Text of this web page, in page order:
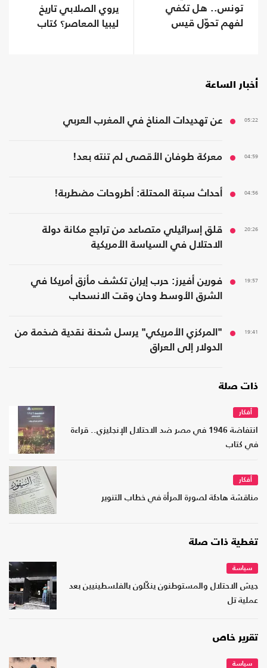
تونس.. هل تكفي
لفهم تحوّل قيس
يروي الصلابي تاريخ
ليبيا المعاصر؟ كتاب
أخبار الساعة
05:22 عن تهديدات المناخ في المغرب العربي
04:59 معركة طوفان الأقصى لم تنته بعد!
04:56 أحداث سبتة المحتلة: أطروحات مضطربة!
20:26
قلق إسرائيلي متصاعد من تراجع مكانة دولة
الاحتلال في السياسة الأمريكية
19:57
فورين أفيرز: حرب إيران تكشف مأزق أمريكا في
الشرق الأوسط وحان وقت الانسحاب
19:41
"المركزي الأمريكي" يرسل شحنة نقدية ضخمة من
الدولار إلى العراق
ذات صلة
أفكار
انتفاضة 1946 في مصر ضد الاحتلال الإنجليزي.. قراءة
في كتاب
أفكار
مناقشة هادئة لصورة المرأة في خطاب التنوير
تغطية ذات صلة
سياسة
جيش الاحتلال والمستوطنون ينكّلون بالفلسطينيين بعد
عملية تل
تقرير خاص
سياسة